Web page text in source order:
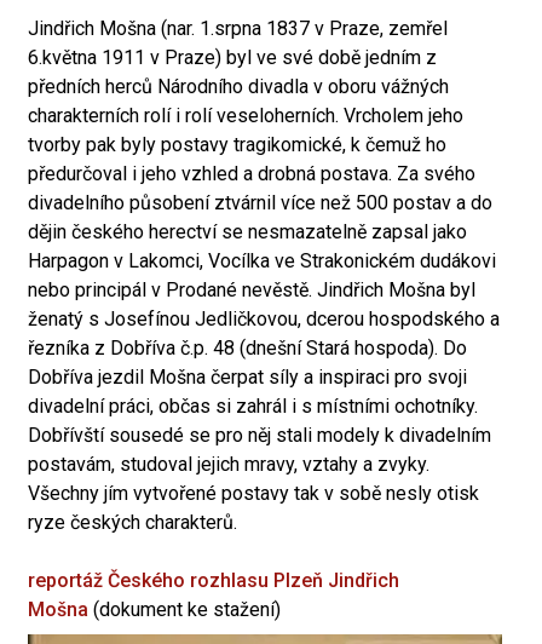
Jindřich Mošna (nar. 1.srpna 1837 v Praze, zemřel
6.května 1911 v Praze) byl ve své době jedním z
předních herců Národního divadla v oboru vážných
charakterních rolí i rolí veseloherních. Vrcholem jeho
tvorby pak byly postavy tragikomické, k čemuž ho
předurčoval i jeho vzhled a drobná postava. Za svého
divadelního působení ztvárnil více než 500 postav a do
dějin českého herectví se nesmazatelně zapsal jako
Harpagon v Lakomci, Vocílka ve Strakonickém dudákovi
nebo principál v Prodané nevěstě. Jindřich Mošna byl
ženatý s Josefínou Jedličkovou, dcerou hospodského a
řezníka z Dobříva č.p. 48 (dnešní Stará hospoda). Do
Dobříva jezdil Mošna čerpat síly a inspiraci pro svoji
divadelní práci, občas si zahrál i s místními ochotníky.
Dobřívští sousedé se pro něj stali modely k divadelním
postavám, studoval jejich mravy, vztahy a zvyky.
Všechny jím vytvořené postavy tak v sobě nesly otisk
ryze českých charakterů.
reportáž Českého rozhlasu Plzeň Jindřich
Mošna (dokument ke stažení)